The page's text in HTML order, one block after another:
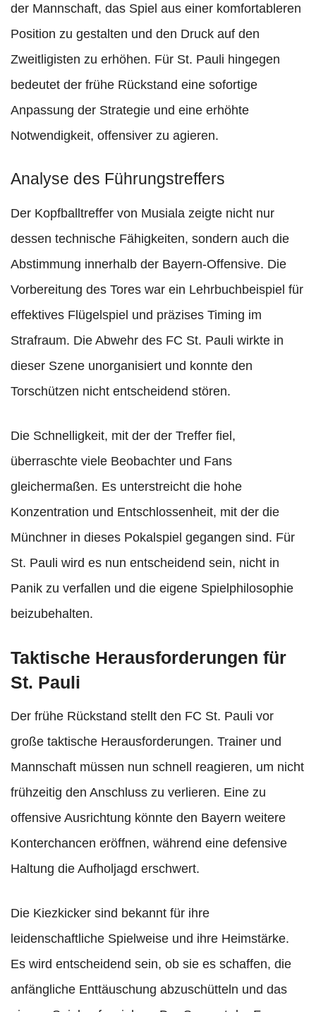
der Mannschaft, das Spiel aus einer komfortableren
Position zu gestalten und den Druck auf den
Zweitligisten zu erhöhen. Für St. Pauli hingegen
bedeutet der frühe Rückstand eine sofortige
Anpassung der Strategie und eine erhöhte
Notwendigkeit, offensiver zu agieren.
Analyse des Führungstreffers
Der Kopfballtreffer von Musiala zeigte nicht nur
dessen technische Fähigkeiten, sondern auch die
Abstimmung innerhalb der Bayern-Offensive. Die
Vorbereitung des Tores war ein Lehrbuchbeispiel für
effektives Flügelspiel und präzises Timing im
Strafraum. Die Abwehr des FC St. Pauli wirkte in
dieser Szene unorganisiert und konnte den
Torschützen nicht entscheidend stören.
Die Schnelligkeit, mit der der Treffer fiel,
überraschte viele Beobachter und Fans
gleichermaßen. Es unterstreicht die hohe
Konzentration und Entschlossenheit, mit der die
Münchner in dieses Pokalspiel gegangen sind. Für
St. Pauli wird es nun entscheidend sein, nicht in
Panik zu verfallen und die eigene Spielphilosophie
beizubehalten.
Taktische Herausforderungen für
St. Pauli
Der frühe Rückstand stellt den FC St. Pauli vor
große taktische Herausforderungen. Trainer und
Mannschaft müssen nun schnell reagieren, um nicht
frühzeitig den Anschluss zu verlieren. Eine zu
offensive Ausrichtung könnte den Bayern weitere
Konterchancen eröffnen, während eine defensive
Haltung die Aufholjagd erschwert.
Die Kiezkicker sind bekannt für ihre
leidenschaftliche Spielweise und ihre Heimstärke.
Es wird entscheidend sein, ob sie es schaffen, die
anfängliche Enttäuschung abzuschütteln und das